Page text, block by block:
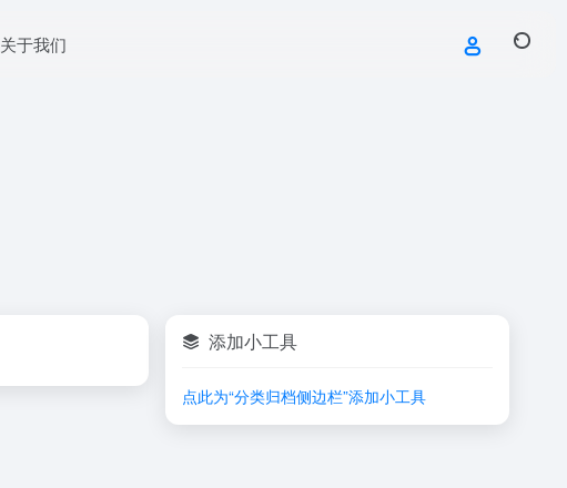
关于我们
添加小工具
点此为“分类归档侧边栏”添加小工具